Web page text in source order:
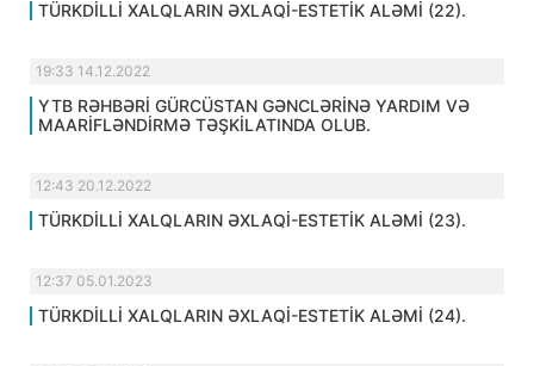
TÜRKDİLLİ XALQLARIN ƏXLAQİ-ESTETİK ALƏMİ (22).
19:33 14.12.2022
YTB RƏHBƏRİ GÜRCÜSTAN GƏNCLƏRİNƏ YARDIM VƏ
MAARİFLƏNDİRMƏ TƏŞKİLATINDA OLUB.
12:43 20.12.2022
TÜRKDİLLİ XALQLARIN ƏXLAQİ-ESTETİK ALƏMİ (23).
12:37 05.01.2023
TÜRKDİLLİ XALQLARIN ƏXLAQİ-ESTETİK ALƏMİ (24).